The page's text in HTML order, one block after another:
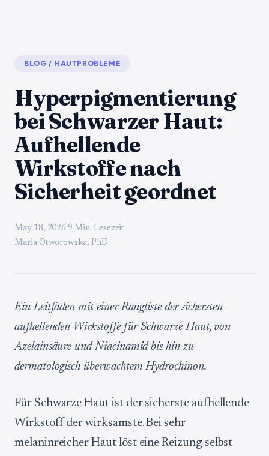
BLOG / HAUTPROBLEME
Hyperpigmentierung
bei Schwarzer Haut:
Aufhellende
Wirkstoffe nach
Sicherheit geordnet
May 18, 2026·9 Min. Lesezeit
Maria Otworowska, PhD
Ein Leitfaden mit einer Rangliste der sichersten
aufhellenden Wirkstoffe für Schwarze Haut, von
Azelainsäure und Niacinamid bis hin zu
dermatologisch überwachtem Hydrochinon.
Für Schwarze Haut ist der sicherste aufhellende
Wirkstoff der wirksamste. Bei sehr
melaninreicher Haut löst eine Reizung selbst